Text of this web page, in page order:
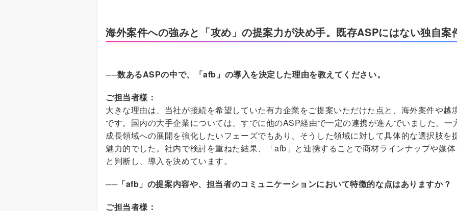
海外案件への強みと「攻め」の提案力が決め手。既存ASPにはない独自案
──数あるASPの中で、「afb」の導入を決定した理由を教えてください。
ご担当者様：
大きな理由は、当社が接続を希望していた有力企業をご提案いただけた点と、海外案件や
です。国内の大手企業については、すでに他のASP経由で一定の連携が進んでいました。
成長領域への展開を強化したいフェーズでもあり、そうした領域に対して具体的な選択肢
魅力的でした。社内で検討を重ねた結果、「afb」と連携することで商材ラインナップや媒
と判断し、導入を決めています。
──「afb」の提案内容や、担当者のコミュニケーションにおいて特徴的な点はありますか？
ご担当者様：